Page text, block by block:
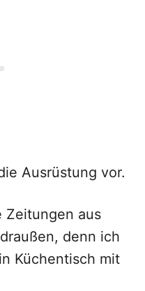
Ausrüstung vor.
Zeitungen aus
denn ich
Küchentisch mit